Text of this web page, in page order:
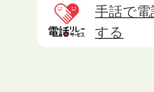
手話で
する